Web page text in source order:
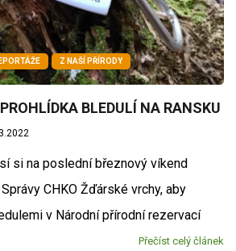
Z NAŠÍ PŘÍRODY
BLEDULÍ NA RANSKU
si na poslední březnový víkend
CHKO Žďárské vrchy, aby
v Národní přírodní rezervací
Přečíst celý článek